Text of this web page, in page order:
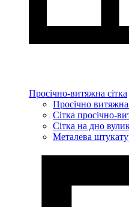
Просічно-витяжна сітка
Просічно витяжна
Сітка просічно-
Сітка на дно
Металева